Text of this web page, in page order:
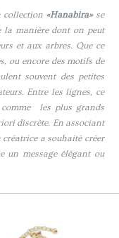
collection «Hanabira»se
la manière dont on peut
et aux arbres. Que ce
ou encore des motifs de
souvent des petites
Entre les lignes, ce
comme les plus grands
discrète. En associant
a souhaité créer
un message élégant ou